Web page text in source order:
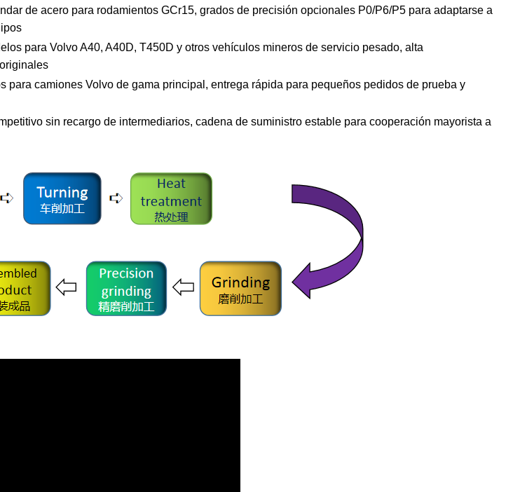
de acero para rodamientos GCr15, grados de precisión opcionales P0/P6/P5 para adaptarse a
para Volvo A40, A40D, T450D y otros vehículos mineros de servicio pesado, alta
para camiones Volvo de gama principal, entrega rápida para pequeños pedidos de prueba y
sin recargo de intermediarios, cadena de suministro estable para cooperación mayorista a